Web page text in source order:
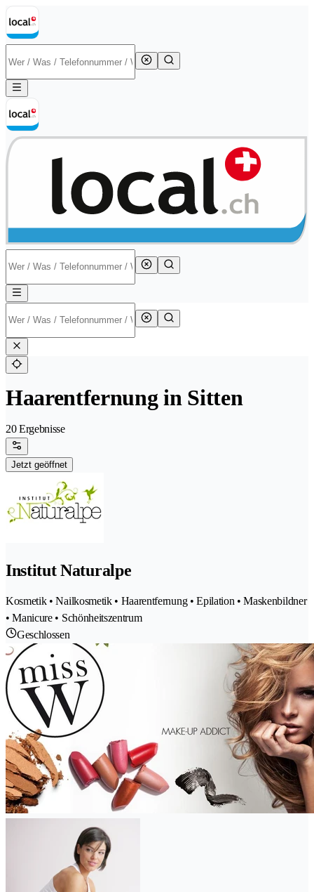
Haarentfernung in Sitten
20 Ergebnisse
Jetzt geöffnet
Institut Naturalpe
Kosmetik • Nailkosmetik • Haarentfernung • Epilation • Maskenbildner
• Manicure • Schönheitszentrum
Geschlossen